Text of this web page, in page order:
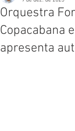
Orquestra
Copacabana
apresenta